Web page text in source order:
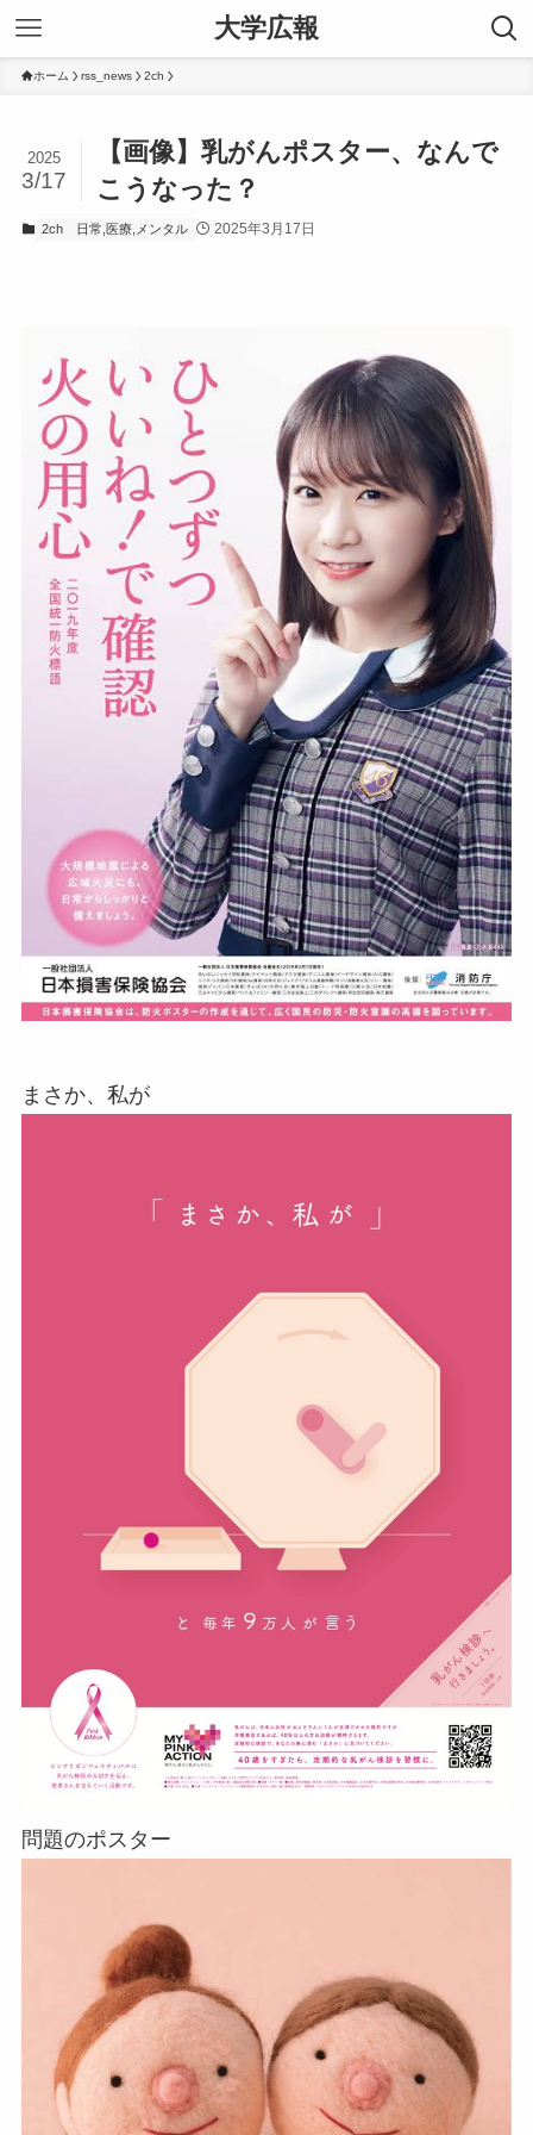
大学広報
ホーム rss_news 2ch
【画像】乳がんポスター、なんで
こうなった？
2025
3/17
2ch 日常,医療,メンタル 2025年3月17日
まさか、私が
問題のポスター